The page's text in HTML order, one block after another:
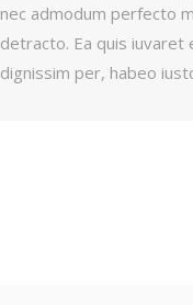
nec admodum perfecto
detracto. Ea quis
dignissim per, habeo